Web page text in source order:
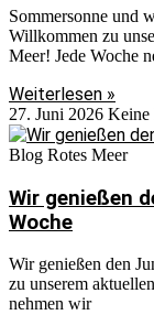
Sommersonne und
Willkommen zu
Meer! Jede Woche
Weiterlesen »
27. Juni 2026 Keine
Blog Rotes Meer
Wir genießen
Woche
Wir genießen den
zu unserem
nehmen wir